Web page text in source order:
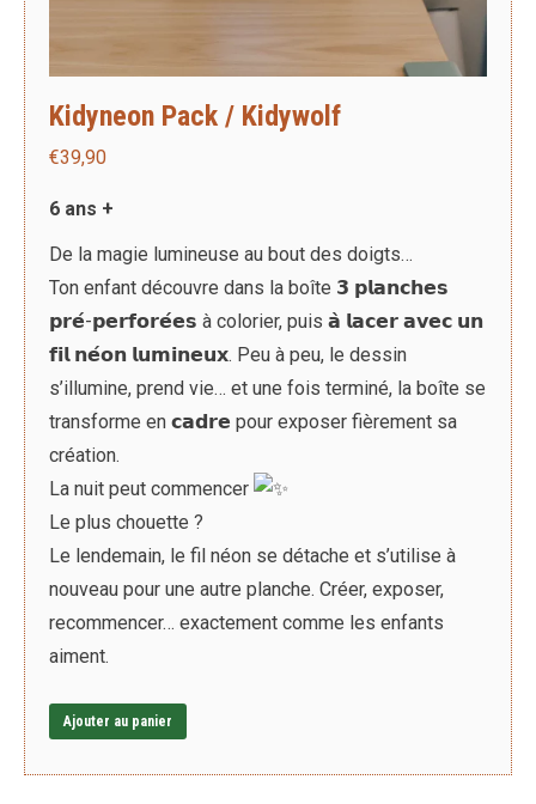
Kidyneon Pack / Kidywolf
€39,90
6 ans +
De la magie lumineuse au bout des doigts…
Ton enfant découvre dans la boîte 𝟯 𝗽𝗹𝗮𝗻𝗰𝗵𝗲𝘀
𝗽𝗿𝗲́-𝗽𝗲𝗿𝗳𝗼𝗿𝗲́𝗲𝘀 à colorier, puis 𝗮̀ 𝗹𝗮𝗰𝗲𝗿 𝗮𝘃𝗲𝗰 𝘂𝗻
𝗳𝗶𝗹 𝗻𝗲́𝗼𝗻 𝗹𝘂𝗺𝗶𝗻𝗲𝘂𝘅. Peu à peu, le dessin
s’illumine, prend vie… et une fois terminé, la boîte se
transforme en 𝗰𝗮𝗱𝗿𝗲 pour exposer fièrement sa
création.
La nuit peut commencer
Le plus chouette ?
Le lendemain, le fil néon se détache et s’utilise à
nouveau pour une autre planche. Créer, exposer,
recommencer… exactement comme les enfants
aiment.
Ajouter au panier